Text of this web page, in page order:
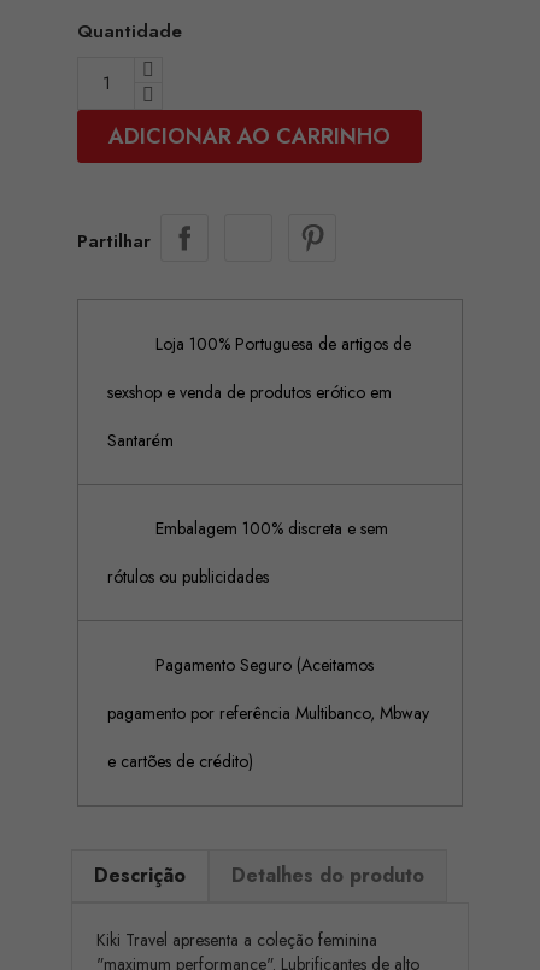
Quantidade
ADICIONAR AO CARRINHO
Partilhar
Loja 100% Portuguesa de artigos de
sexshop e venda de produtos erótico em
Santarém
Embalagem 100% discreta e sem
rótulos ou publicidades
Pagamento Seguro (Aceitamos
pagamento por referência Multibanco, Mbway
e cartões de crédito)
Descrição Detalhes do produto
Kiki Travel apresenta a coleção feminina
"maximum performance". Lubrificantes de alto